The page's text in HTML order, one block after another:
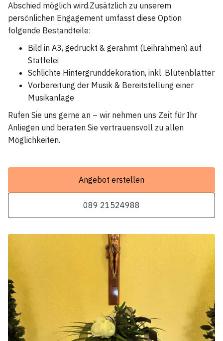
Abschied möglich wird.Zusätzlich zu unserem
persönlichen Engagement umfasst diese Option
folgende Bestandteile:
Bild in A3, gedruckt & gerahmt (Leihrahmen) auf
Staffelei
Schlichte Hintergrunddekoration, inkl. Blütenblätter
Vorbereitung der Musik & Bereitstellung einer
Musikanlage
Rufen Sie uns gerne an – wir nehmen uns Zeit für Ihr
Anliegen und beraten Sie vertrauensvoll zu allen
Möglichkeiten.
Angebot erstellen
089 21524988